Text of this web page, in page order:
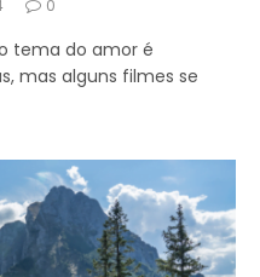
0
tema do amor é
mas alguns filmes se